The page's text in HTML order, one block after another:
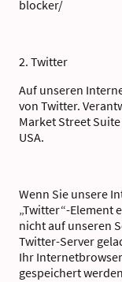
blocker/
2. Twitter
Auf unseren
von Twitter.
Market Street
USA.
Wenn Sie unsere
„Twitter“-Element
nicht auf unseren
Twitter-Server
Ihr
gespeichert